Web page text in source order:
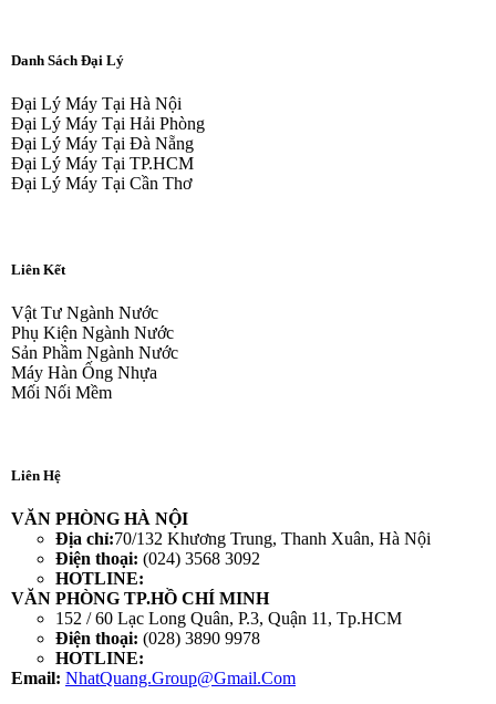
Danh Sách Đại Lý
Đại Lý Máy Tại Hà Nội
Đại Lý Máy Tại Hải Phòng
Đại Lý Máy Tại Đà Nẵng
Đại Lý Máy Tại TP.HCM
Đại Lý Máy Tại Cần Thơ
Liên Kết
Vật Tư Ngành Nước
Phụ Kiện Ngành Nước
Sản Phầm Ngành Nước
Máy Hàn Ống Nhựa
Mối Nối Mềm
Liên Hệ
VĂN PHÒNG HÀ NỘI
Địa chỉ:70/132 Khương Trung, Thanh Xuân, Hà Nội
Điện thoại: (024) 3568 3092
HOTLINE:
VĂN PHÒNG TP.HỒ CHÍ MINH
152 / 60 Lạc Long Quân, P.3, Quận 11, Tp.HCM
Điện thoại: (028) 3890 9978
HOTLINE:
Email: NhatQuang.Group@Gmail.Com